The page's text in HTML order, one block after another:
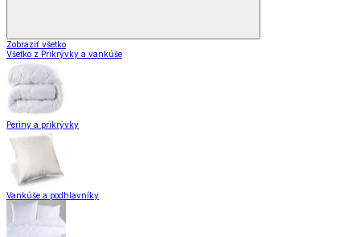
Zobraziť všetko
Všetko z Prikrývky a vankúše
Periny a prikrývky
Vankúše a podhlavníky